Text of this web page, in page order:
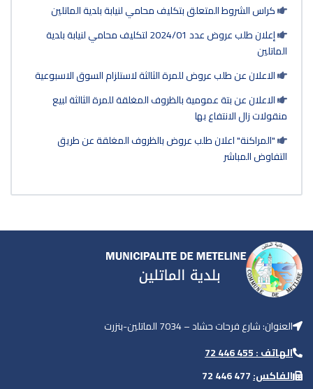
كراس الشروط المتعلق بتكليف محامي لنيابة بلدية الماتلين
إعلان طلب عروض عدد 2024/01 لتكليف محامي لنيابة بلدية
الماتلين
الاعلان عن طلب عروض للمرة الثالثة لاستلزام السوق الاسبوعية
الاعلان عن بتة عمومية بالظروف المغلقة للمرة الثالثة لبيع
منقولات زال الانتفاع بها
"المراكنة" اعلان طلب عروض بالظروف المغلقة عن طريق
التفاوض المباشر
العنوان: شارع فرحات حشاد – 7034 الماتلين-بنزرت
الهاتف : 455 446 72
الفاكس: